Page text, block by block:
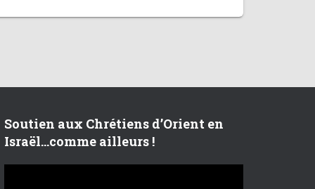
Soutien aux Chrétiens d’Orient en
Israël…comme ailleurs !